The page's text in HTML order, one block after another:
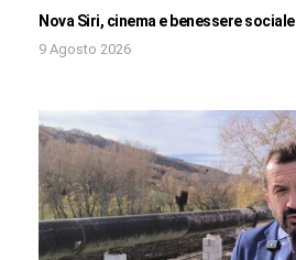
Nova Siri, cinema e benessere sociale
9 Agosto 2026